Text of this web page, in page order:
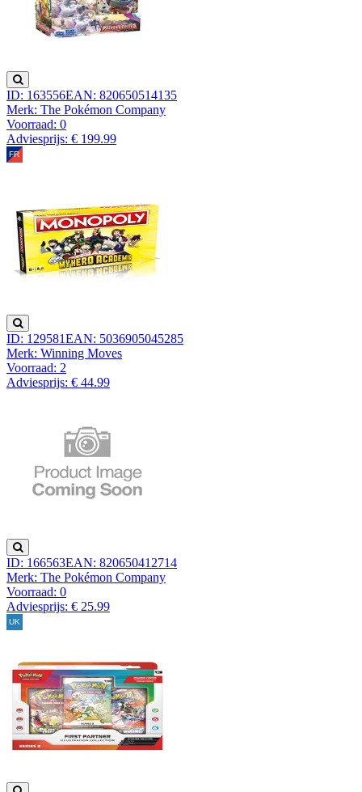
ID: 163556EAN: 820650514135
Merk: The Pokémon Company
Voorraad: 0
Adviesprijs: € 199.99
ID: 129581EAN: 5036905045285
Merk: Winning Moves
Voorraad: 2
Adviesprijs: € 44.99
ID: 166563EAN: 820650412714
Merk: The Pokémon Company
Voorraad: 0
Adviesprijs: € 25.99